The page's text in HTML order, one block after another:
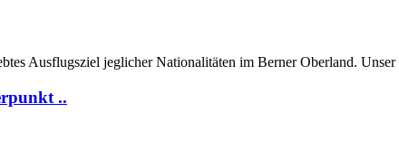
Ausflugsziel jeglicher Nationalitäten im Berner Oberland. Unser
..